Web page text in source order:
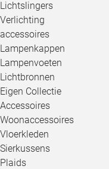
Lichtslingers
Verlichting
accessoires
Lampenkappen
Lampenvoeten
Lichtbronnen
Eigen Collectie
Accessoires
Woonaccessoires
Vloerkleden
Sierkussens
Plaids